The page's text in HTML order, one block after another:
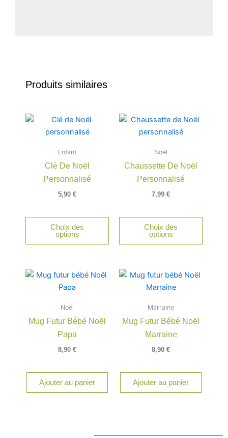
Produits similaires
Enfant
Clé De Noël
Personnalisé
5,90 €
Choix des
options
Noël
Chaussette De Noël
Personnalisé
7,99 €
Choix des
options
être
Noël
Mug Futur Bébé Noël
Papa
8,90 €
Ajouter au panier
Marraine
Mug Futur Bébé Noël
Marraine
8,90 €
Ajouter au panier